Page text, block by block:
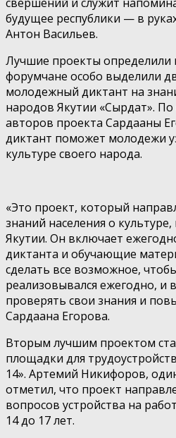
будущее республики — в
Антон Васильев.
Лучшие проекты
форумчане особо выделили
молодежный диктант на
народов Якутии «Сырдат».
авторов проекта Сардааны
диктант поможет молодежи
культуре своего народа.
«Это проект, который
знаний населения о
Якутии. Он включает
диктанта и обучающие
сделать все возможное,
реализовывался ежегодно, и
проверять свои знания и
Сардаана Егорова.
Вторым лучшим проектом
площадки для
14». Артемий Никифоров,
отметил, что проект
вопросов устройства на
14 до 17 лет.